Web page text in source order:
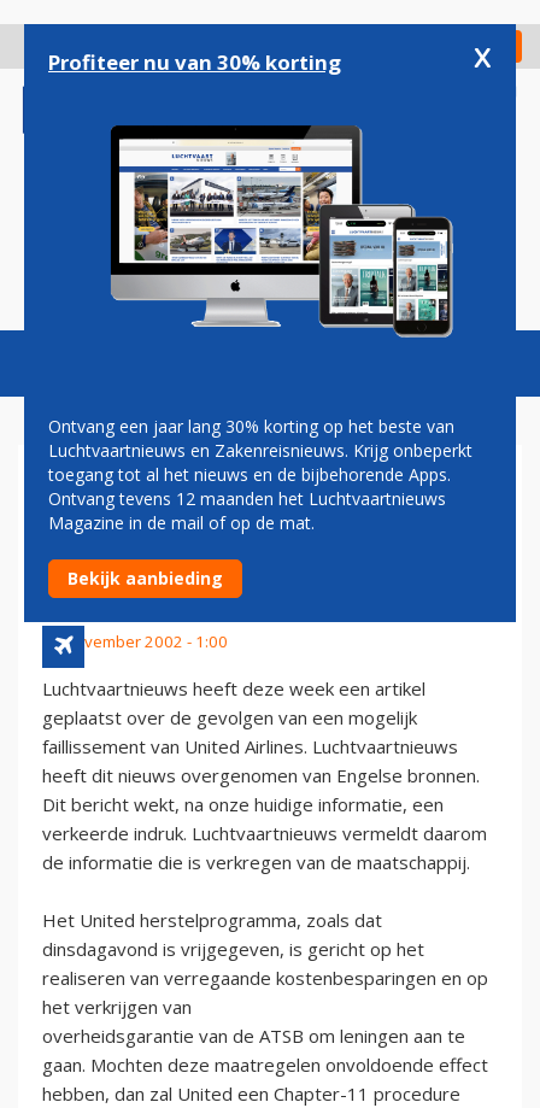
gaan
Check in
Magazine Podcasts Vacatures
RECTIFICATIE
BERICHTGEVING UNITED
AIRLINES
27 november 2002 - 1:00
Luchtvaartnieuws heeft deze week een artikel
geplaatst over de gevolgen van een mogelijk
faillissement van United Airlines. Luchtvaartnieuws
heeft dit nieuws overgenomen van Engelse bronnen.
Dit bericht wekt, na onze huidige informatie, een
verkeerde indruk. Luchtvaartnieuws vermeldt daarom
de informatie die is verkregen van de maatschappij.
Het United herstelprogramma, zoals dat
dinsdagavond is vrijgegeven, is gericht op het
realiseren van verregaande kostenbesparingen en op
het verkrijgen van
overheidsgarantie van de ATSB om leningen aan te
gaan. Mochten deze maatregelen onvoldoende effect
hebben, dan zal United een Chapter-11 procedure
Profiteer nu van 30% korting x
Ontvang een jaar lang 30% korting op het beste van
Luchtvaartnieuws en Zakenreisnieuws. Krijg onbeperkt
toegang tot al het nieuws en de bijbehorende Apps.
Ontvang tevens 12 maanden het Luchtvaartnieuws
Magazine in de mail of op de mat.
Bekijk aanbieding